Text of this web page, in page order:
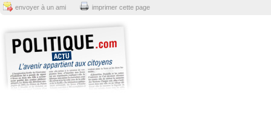
envoyer à un ami imprimer cette page